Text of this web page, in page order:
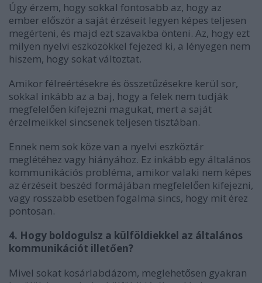
Úgy érzem, hogy sokkal fontosabb az, hogy az
ember először a saját érzéseit legyen képes teljesen
megérteni, és majd ezt szavakba önteni. Az, hogy ezt
milyen nyelvi eszközökkel fejezed ki, a lényegen nem
hiszem, hogy sokat változtat.
Amikor félreértésekre és összetűzésekre kerül sor,
sokkal inkább az a baj, hogy a felek nem tudják
megfelelően kifejezni magukat, mert a saját
érzelmeikkel sincsenek teljesen tisztában.
Ennek nem sok köze van a nyelvi eszköztár
meglétéhez vagy hiányához. Ez inkább egy általános
kommunikációs probléma, amikor valaki nem képes
az érzéseit beszéd formájában megfelelően kifejezni,
vagy rosszabb esetben fogalma sincs, hogy mit érez
pontosan.
4. Hogy boldogulsz a külföldiekkel az általános
kommunikációt illetően?
Mivel sokat kosárlabdázom, meglehetősen gyakran